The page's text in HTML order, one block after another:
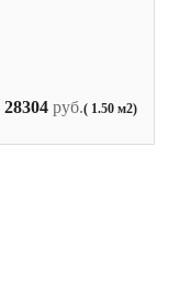
28304 руб.( 1.50 м2)